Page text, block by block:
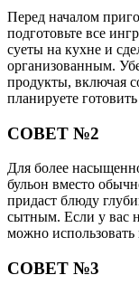
Перед началом
подготовьте все
суеты на кухне и
организованным.
продукты, включая
планируете
СОВЕТ №2
Для более
бульон вместо
придаст блюду
сытным. Если у вас
можно
СОВЕТ №3